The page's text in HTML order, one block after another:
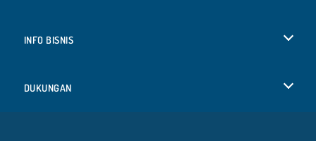
INFO BISNIS
DUKUNGAN